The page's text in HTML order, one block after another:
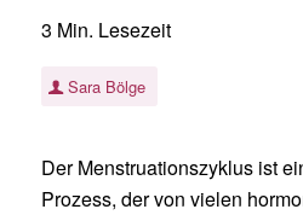
3 Min. Lesezeit
Sara Bölge
Der Menstruationszyklus ist
Prozess, der von vielen